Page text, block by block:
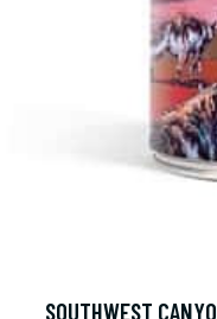
SOUTHWEST